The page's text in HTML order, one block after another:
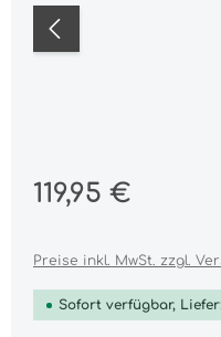
Regulärer Preis:
119,95 €
Preise inkl. MwSt. zzgl.
Sofort verfügbar,